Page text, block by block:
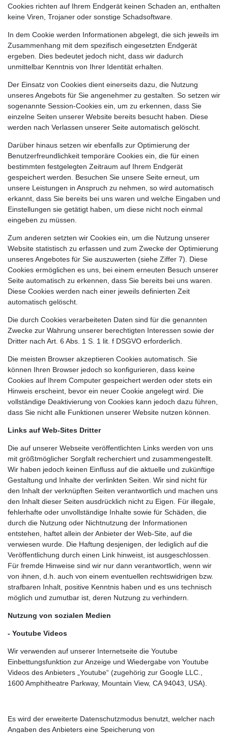
Cookies richten auf Ihrem Endgerät keinen Schaden an, enthalten
keine Viren, Trojaner oder sonstige Schadsoftware.
In dem Cookie werden Informationen abgelegt, die sich jeweils im
Zusammenhang mit dem spezifisch eingesetzten Endgerät
ergeben. Dies bedeutet jedoch nicht, dass wir dadurch
unmittelbar Kenntnis von Ihrer Identität erhalten.
Der Einsatz von Cookies dient einerseits dazu, die Nutzung
unseres Angebots für Sie angenehmer zu gestalten. So setzen wir
sogenannte Session-Cookies ein, um zu erkennen, dass Sie
einzelne Seiten unserer Website bereits besucht haben. Diese
werden nach Verlassen unserer Seite automatisch gelöscht.
Darüber hinaus setzen wir ebenfalls zur Optimierung der
Benutzerfreundlichkeit temporäre Cookies ein, die für einen
bestimmten festgelegten Zeitraum auf Ihrem Endgerät
gespeichert werden. Besuchen Sie unsere Seite erneut, um
unsere Leistungen in Anspruch zu nehmen, so wird automatisch
erkannt, dass Sie bereits bei uns waren und welche Eingaben und
Einstellungen sie getätigt haben, um diese nicht noch einmal
eingeben zu müssen.
Zum anderen setzten wir Cookies ein, um die Nutzung unserer
Website statistisch zu erfassen und zum Zwecke der Optimierung
unseres Angebotes für Sie auszuwerten (siehe Ziffer 7). Diese
Cookies ermöglichen es uns, bei einem erneuten Besuch unserer
Seite automatisch zu erkennen, dass Sie bereits bei uns waren.
Diese Cookies werden nach einer jeweils definierten Zeit
automatisch gelöscht.
Die durch Cookies verarbeiteten Daten sind für die genannten
Zwecke zur Wahrung unserer berechtigten Interessen sowie der
Dritter nach Art. 6 Abs. 1 S. 1 lit. f DSGVO erforderlich.
Die meisten Browser akzeptieren Cookies automatisch. Sie
können Ihren Browser jedoch so konfigurieren, dass keine
Cookies auf Ihrem Computer gespeichert werden oder stets ein
Hinweis erscheint, bevor ein neuer Cookie angelegt wird. Die
vollständige Deaktivierung von Cookies kann jedoch dazu führen,
dass Sie nicht alle Funktionen unserer Website nutzen können.
Links auf Web-Sites Dritter
Die auf unserer Webseite veröffentlichten Links werden von uns
mit größtmöglicher Sorgfalt recherchiert und zusammengestellt.
Wir haben jedoch keinen Einfluss auf die aktuelle und zukünftige
Gestaltung und Inhalte der verlinkten Seiten. Wir sind nicht für
den Inhalt der verknüpften Seiten verantwortlich und machen uns
den Inhalt dieser Seiten ausdrücklich nicht zu Eigen. Für illegale,
fehlerhafte oder unvollständige Inhalte sowie für Schäden, die
durch die Nutzung oder Nichtnutzung der Informationen
entstehen, haftet allein der Anbieter der Web-Site, auf die
verwiesen wurde. Die Haftung desjenigen, der lediglich auf die
Veröffentlichung durch einen Link hinweist, ist ausgeschlossen.
Für fremde Hinweise sind wir nur dann verantwortlich, wenn wir
von ihnen, d.h. auch von einem eventuellen rechtswidrigen bzw.
strafbaren Inhalt, positive Kenntnis haben und es uns technisch
möglich und zumutbar ist, deren Nutzung zu verhindern.
Nutzung von sozialen Medien
- Youtube Videos
Wir verwenden auf unserer Internetseite die Youtube
Einbettungsfunktion zur Anzeige und Wiedergabe von Youtube
Videos des Anbieters „Youtube“ (zugehörig zur Google LLC.,
1600 Amphitheatre Parkway, Mountain View, CA 94043, USA).
Es wird der erweiterte Datenschutzmodus benutzt, welcher nach
Angaben des Anbieters eine Speicherung von